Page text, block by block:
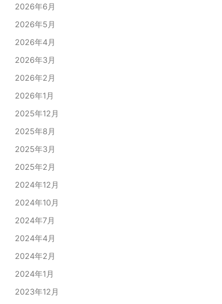
2026年6月
2026年5月
2026年4月
2026年3月
2026年2月
2026年1月
2025年12月
2025年8月
2025年3月
2025年2月
2024年12月
2024年10月
2024年7月
2024年4月
2024年2月
2024年1月
2023年12月